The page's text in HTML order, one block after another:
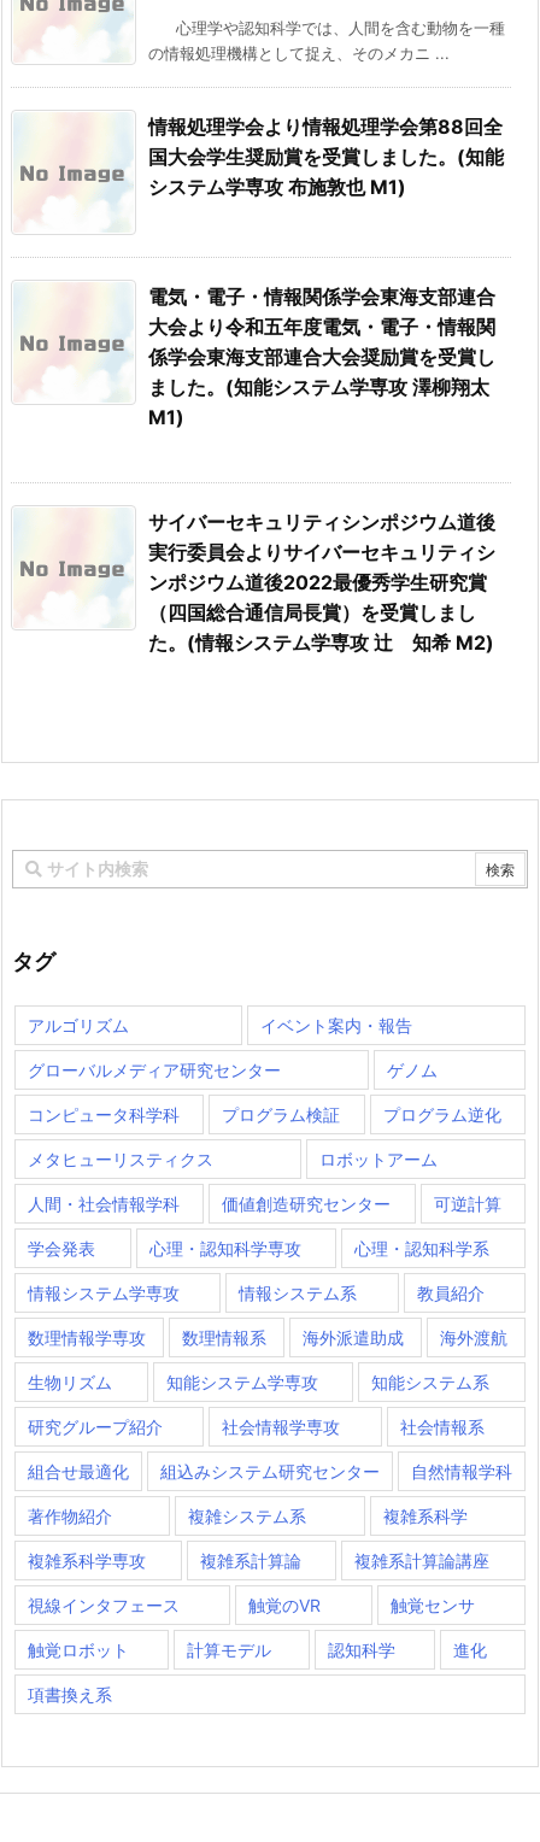
心理学や認知科学では、人間を含む動物を一種
の情報処理機構として捉え、そのメカニ ...
情報処理学会より情報処理学会第88回全
国大会学生奨励賞を受賞しました。(知能
システム学専攻 布施敦也 M1)
電気・電子・情報関係学会東海支部連合
大会より令和五年度電気・電子・情報関
係学会東海支部連合大会奨励賞を受賞し
ました。(知能システム学専攻 澤柳翔太
M1)
サイバーセキュリティシンポジウム道後
実行委員会よりサイバーセキュリティシ
ンポジウム道後2022最優秀学生研究賞
（四国総合通信局長賞）を受賞しまし
た。(情報システム学専攻 辻 知希 M2)
タグ
アルゴリズム イベント案内・報告
グローバルメディア研究センター ゲノム
コンピュータ科学科 プログラム検証 プログラム逆化
メタヒューリスティクス ロボットアーム
人間・社会情報学科 価値創造研究センター 可逆計算
学会発表 心理・認知科学専攻 心理・認知科学系
情報システム学専攻 情報システム系 教員紹介
数理情報学専攻 数理情報系 海外派遣助成 海外渡航
生物リズム 知能システム学専攻 知能システム系
研究グループ紹介 社会情報学専攻 社会情報系
組合せ最適化 組込みシステム研究センター 自然情報学科
著作物紹介 複雑システム系 複雑系科学
複雑系科学専攻 複雑系計算論 複雑系計算論講座
視線インタフェース 触覚のVR 触覚センサ
触覚ロボット 計算モデル 認知科学 進化
項書換え系